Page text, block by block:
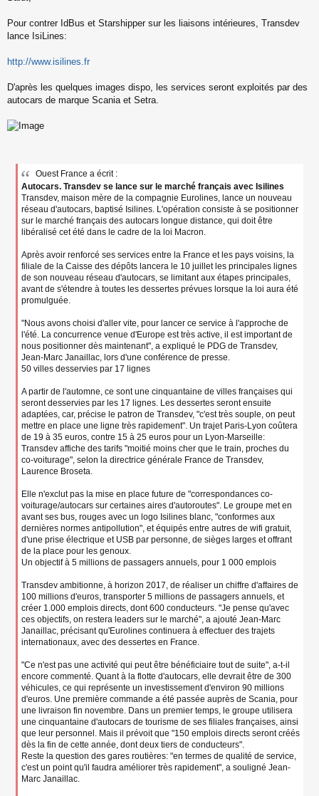
s
g
n
n
u
Pour contrer IdBus et Starshipper sur les liaisons intérieures, Transdev
lance IsiLines:
http://www.isilines.fr
D'après les quelques images dispo, les services seront exploités par des
autocars de marque Scania et Setra.
Ouest France a écrit :
Autocars. Transdev se lance sur le marché français avec Isilines
Transdev, maison mère de la compagnie Eurolines, lance un nouveau
réseau d'autocars, baptisé Isilines. L'opération consiste à se positionner
sur le marché français des autocars longue distance, qui doit être
libéralisé cet été dans le cadre de la loi Macron.
Après avoir renforcé ses services entre la France et les pays voisins, la
filiale de la Caisse des dépôts lancera le 10 juillet les principales lignes
de son nouveau réseau d'autocars, se limitant aux étapes principales,
avant de s'étendre à toutes les dessertes prévues lorsque la loi aura été
promulguée.
"Nous avons choisi d'aller vite, pour lancer ce service à l'approche de
l'été. La concurrence venue d'Europe est très active, il est important de
nous positionner dès maintenant", a expliqué le PDG de Transdev,
Jean-Marc Janaillac, lors d'une conférence de presse.
50 villes desservies par 17 lignes
A partir de l'automne, ce sont une cinquantaine de villes françaises qui
seront desservies par les 17 lignes. Les dessertes seront ensuite
adaptées, car, précise le patron de Transdev, "c'est très souple, on peut
mettre en place une ligne très rapidement". Un trajet Paris-Lyon coûtera
de 19 à 35 euros, contre 15 à 25 euros pour un Lyon-Marseille:
Transdev affiche des tarifs "moitié moins cher que le train, proches du
co-voiturage", selon la directrice générale France de Transdev,
Laurence Broseta.
Elle n'exclut pas la mise en place future de "correspondances co-
voiturage/autocars sur certaines aires d'autoroutes". Le groupe met en
avant ses bus, rouges avec un logo Isilines blanc, "conformes aux
dernières normes antipollution", et équipés entre autres de wifi gratuit,
d'une prise électrique et USB par personne, de sièges larges et offrant
de la place pour les genoux.
Un objectif à 5 millions de passagers annuels, pour 1 000 emplois
Transdev ambitionne, à horizon 2017, de réaliser un chiffre d'affaires de
100 millions d'euros, transporter 5 millions de passagers annuels, et
créer 1.000 emplois directs, dont 600 conducteurs. "Je pense qu'avec
ces objectifs, on restera leaders sur le marché", a ajouté Jean-Marc
Janaillac, précisant qu'Eurolines continuera à effectuer des trajets
internationaux, avec des dessertes en France.
"Ce n'est pas une activité qui peut être bénéficiaire tout de suite", a-t-il
encore commenté. Quant à la flotte d'autocars, elle devrait être de 300
véhicules, ce qui représente un investissement d'environ 90 millions
d'euros. Une première commande a été passée auprès de Scania, pour
une livraison fin novembre. Dans un premier temps, le groupe utilisera
une cinquantaine d'autocars de tourisme de ses filiales françaises, ainsi
que leur personnel. Mais il prévoit que "150 emplois directs seront créés
dès la fin de cette année, dont deux tiers de conducteurs".
Reste la question des gares routières: "en termes de qualité de service,
c'est un point qu'il faudra améliorer très rapidement", a souligné Jean-
Marc Janaillac.